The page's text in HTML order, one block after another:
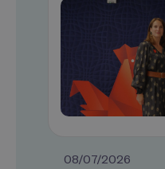
08/07/2026